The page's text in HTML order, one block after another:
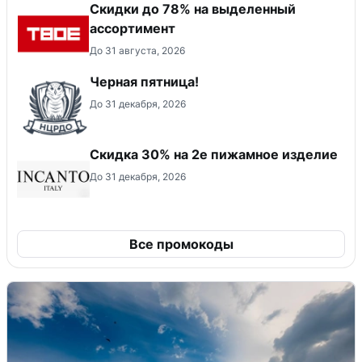
Скидки до 78% на выделенный
ассортимент
До 31 августа, 2026
Черная пятница!
До 31 декабря, 2026
Скидка 30% на 2е пижамное изделие
До 31 декабря, 2026
Все промокоды